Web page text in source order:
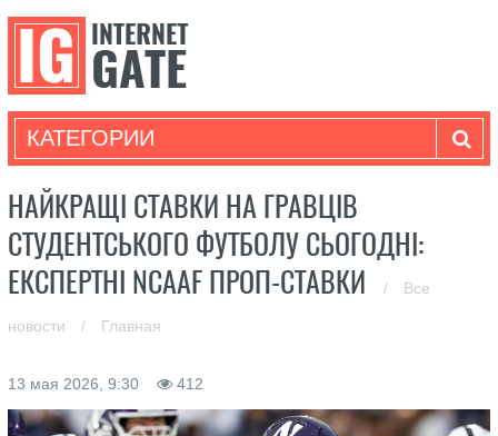
КАТЕГОРИИ
НАЙКРАЩІ СТАВКИ НА ГРАВЦІВ
СТУДЕНТСЬКОГО ФУТБОЛУ СЬОГОДНІ:
ЕКСПЕРТНІ NCAAF ПРОП-СТАВКИ
/ Все
новости / Главная
13 мая 2026, 9:30 412